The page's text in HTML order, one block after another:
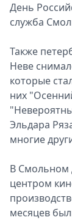
День
служба
Также
Неве
которые
них
Эльдара
многие
В Смольном
центром
месяцев